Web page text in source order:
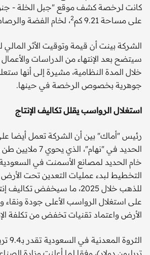
كانت لرخصة كشف موقع "جبل الخلة -
على مساحة 9.21 كم
2، لخام الفضة
الشركة بينت أن قيمة وتوقيت الأثر
سيتضح بعد الإنتهاء من الدراسات
خلال المدة النظامية، مشيرة إلى أنها
جوهرية بخصوص الرخصة في حينها.
استغلال الرواسب يقلل تكاليف الإنتاج
رئيس "أماك" بين أن الشركة تعمل أيضا
الحديد في "نهام"،
خام الحديد لمصانع الأسمنت في
التخطيط لبدء عمليات التعدين تحت
للذهب خلال 2025، ما سيخفض
على استغلال الرواسب الأعلى جودة ونقاء
الأرض واعتماد تقنيات تخفض من تكلفة